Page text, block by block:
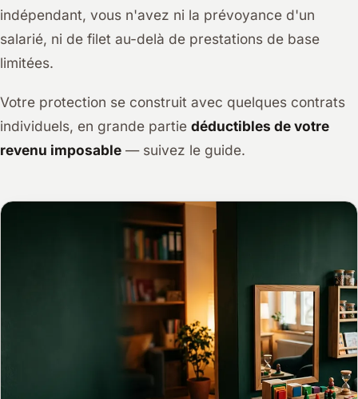
indépendant, vous n'avez ni la prévoyance d'un
salarié, ni de filet au-delà de prestations de base
limitées.
Votre protection se construit avec quelques contrats
individuels, en grande partie déductibles de votre
revenu imposable — suivez le guide.